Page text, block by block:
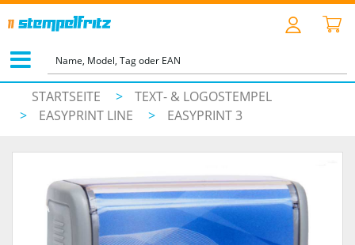
STARTSEITE >
TEXT- & LOGOSTEMPEL
>
EASYPRINT LINE > EASYPRINT 3